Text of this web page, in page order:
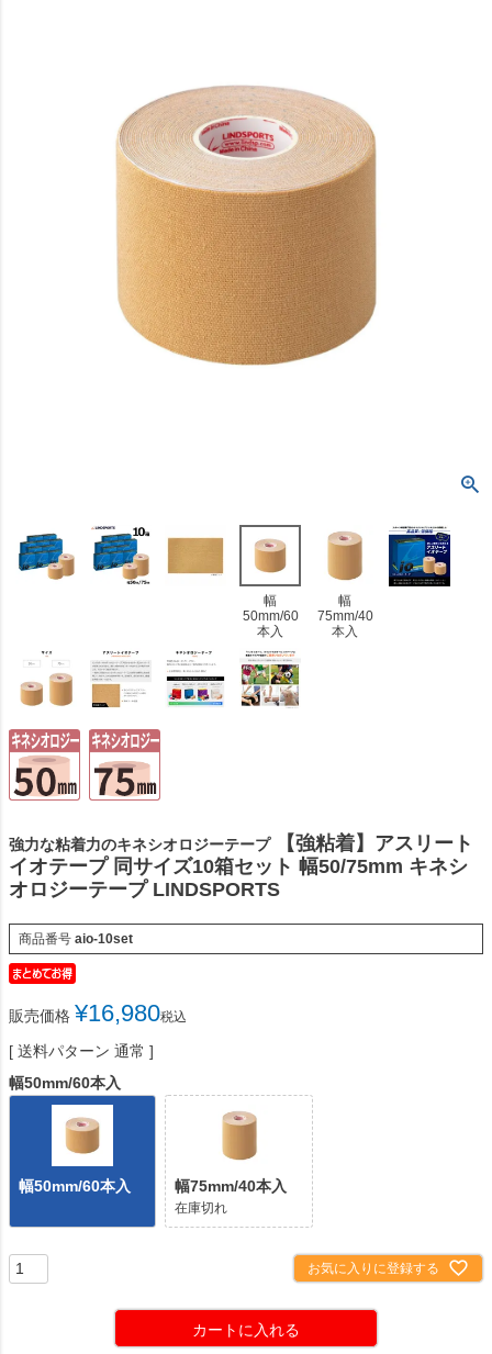
幅
50mm/60
本入
幅
75mm/40
本入
強力な粘着力のキネシオロジーテープ
【強粘着】アスリート
イオテープ 同サイズ10箱セット 幅50/75mm キネシ
オロジーテープ LINDSPORTS
商品番号 aio-10set
販売価格 ¥16,980税込
送料パターン 通常
幅50mm/60本入
幅50mm/60本入 幅75mm/40本入
在庫切れ
お気に入りに登録する
カートに入れる